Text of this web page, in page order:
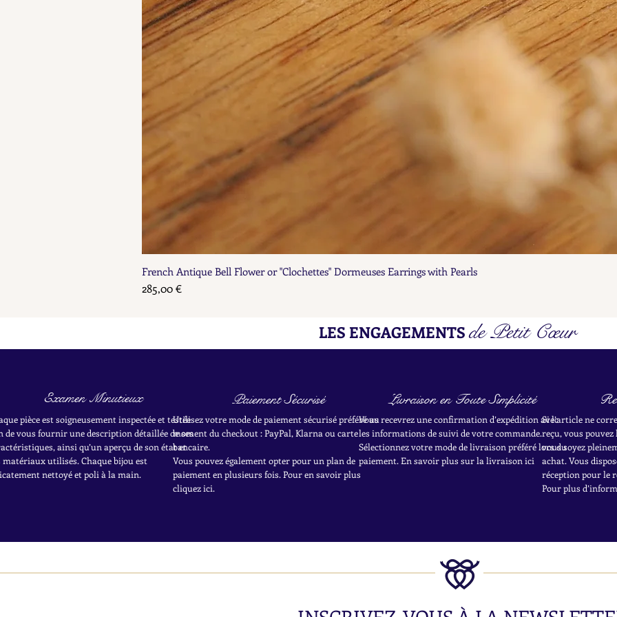
Aperçu rapide
French Antique Bell Flower or "Clochettes" Dormeuses Earrings with Pearls
Prix
285,00 €
LES ENGAGEMENTSde Petit Cœur
Examen Minutieux
pièce est soigneusement inspectée et testée
de vous fournir une description détaillée de ses
ainsi qu’un aperçu de son état et
matériaux utilisés. Chaque bijou est
nettoyé et poli à la main.
Paiement Sécurisé
Utilisez votre mode de paiement sécurisé préféré au
moment du checkout : PayPal, Klarna ou carte
bancaire.
Vous pouvez également opter pour un plan de
paiement en plusieurs fois. Pour en savoir plus
cliquez ici.
Livraison en Toute Simplicité
Vous recevrez une confirmation d’expédition avec
les informations de suivi de votre commande.
Sélectionnez votre mode de livraison préféré lors du
paiement. En savoir plus sur la livraison ici
Si l’article ne
reçu, vous
vous soyez
achat. Vous
réception pour le
Pour plus